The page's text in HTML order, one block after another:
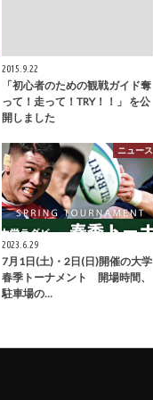
2015.9.22
「初心者のための観戦ガイド奪
って！走って！TRY！！」 を公
開しました
ニュース
2023.6.29
7月1日(土)・2日(日)開催の大学
春季トーナメント 開場時間、
駐車場の…